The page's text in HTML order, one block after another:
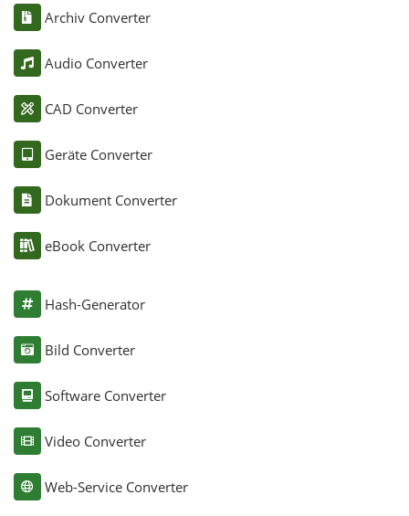
Archiv Converter
Audio Converter
CAD Converter
Geräte Converter
Dokument Converter
eBook Converter
Hash-Generator
Bild Converter
Software Converter
Video Converter
Web-Service Converter